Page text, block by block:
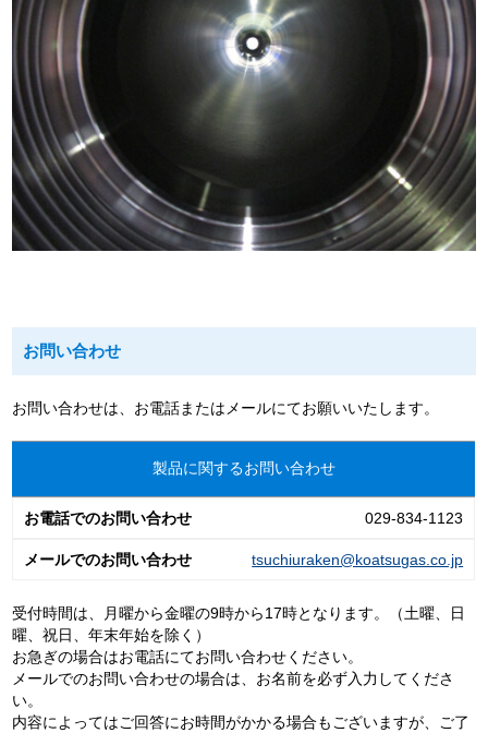
お問い合わせ
お問い合わせは、お電話またはメールにてお願いいたします。
製品に関するお問い合わせ
029-834-1123
tsuchiuraken@koatsugas.co.jp
受付時間は、月曜から金曜の9時から17時となります。（土曜、日
曜、祝日、年末年始を除く）
お急ぎの場合はお電話にてお問い合わせください。
メールでのお問い合わせの場合は、お名前を必ず入力してくださ
い。
内容によってはご回答にお時間がかかる場合もございますが、ご了